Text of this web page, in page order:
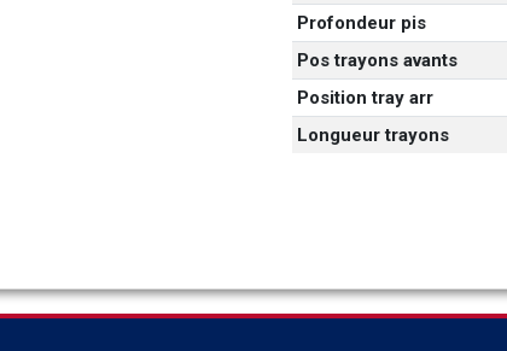
Profondeur pis
Pos trayons avants
Position tray arr
Longueur trayons